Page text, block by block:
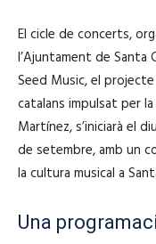
El cicle de concerts,
l’Ajuntament de Santa
Seed Music, el
catalans impulsat per
Martínez, s’iniciarà el
de setembre, amb un
la cultura musical a
Una